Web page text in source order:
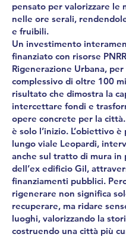
pensato per valorizzare le
nelle ore serali,
e fruibili.
Un investimento
finanziato con risorse
Rigenerazione Urbana,
complessivo di oltre 100
risultato che dimostra la
intercettare fondi e
opere concrete per la
è solo l’inizio. L’obiettivo
lungo viale Leopardi,
anche sul tratto di mura in
dell’ex edificio Gil,
finanziamenti pubblici.
rigenerare non significa
recuperare, ma ridare
luoghi, valorizzando la
costruendo una città più